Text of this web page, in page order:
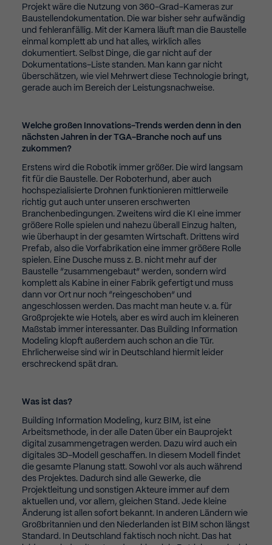
Projekt wäre die Nutzung von 360-Grad-Kameras zur
Baustellendokumentation. Die war bisher sehr aufwändig
und fehleranfällig. Mit der Kamera läuft man die Baustelle
einmal komplett ab und hat alles, wirklich alles
dokumentiert. Selbst Dinge, die gar nicht auf der
Dokumentations-Liste standen. Man kann gar nicht
überschätzen, wie viel Mehrwert diese Technologie bringt,
gerade auch im Bereich der Leistungsnachweise.
Welche großen Innovations-Trends werden denn in den
nächsten Jahren in der TGA-Branche noch auf uns
zukommen?
Erstens wird die Robotik immer größer. Die wird langsam
fit für die Baustelle. Der Roboterhund, aber auch
hochspezialisierte Drohnen funktionieren mittlerweile
richtig gut auch unter unseren erschwerten
Branchenbedingungen. Zweitens wird die KI eine immer
größere Rolle spielen und nahezu überall Einzug halten,
wie überhaupt in der gesamten Wirtschaft. Drittens wird
Prefab, also die Vorfabrikation eine immer größere Rolle
spielen. Eine Dusche muss z. B. nicht mehr auf der
Baustelle “zusammengebaut” werden, sondern wird
komplett als Kabine in einer Fabrik gefertigt und muss
dann vor Ort nur noch “reingeschoben” und
angeschlossen werden. Das macht man heute v. a. für
Großprojekte wie Hotels, aber es wird auch im kleineren
Maßstab immer interessanter. Das Building Information
Modeling klopft außerdem auch schon an die Tür.
Ehrlicherweise sind wir in Deutschland hiermit leider
erschreckend spät dran.
Was ist das?
Building Information Modeling, kurz BIM, ist eine
Arbeitsmethode, in der alle Daten über ein Bauprojekt
digital zusammengetragen werden. Dazu wird auch ein
digitales 3D-Modell geschaffen. In diesem Modell findet
die gesamte Planung statt. Sowohl vor als auch während
des Projektes. Dadurch sind alle Gewerke, die
Projektleitung und sonstigen Akteure immer auf dem
aktuellen und, vor allem, gleichen Stand. Jede kleine
Änderung ist allen sofort bekannt. In anderen Ländern wie
Großbritannien und den Niederlanden ist BIM schon längst
Standard. In Deutschland faktisch noch nicht. Das hat
verwendeten Cookies. Sie können Ihre
Zustimmung zu ganzen Kategorien geben
oder sich weitere Informationen anzeigen
lassen und bestimmte Cookies auswählen.
Zurück
Datenschutzeinstellungen
Essential (2)
Essential cookies enable basic functions and are necessary for the
proper function of the website.
Cookie Information anzeigen
Statistics (1)
Statistics cookies collect information anonymously. This information
helps us to understand how our visitors use our website.
Cookie Information anzeigen
Marketing (2)
Marketing cookies are used by third-party advertisers or publishers
to display personalized ads. They do this by tracking visitors across
websites.
Cookie Information anzeigen
Content from video platforms and social media platforms is blocked
contents no longer requires manual consent.
Cookie Information anzeigen
Impressum